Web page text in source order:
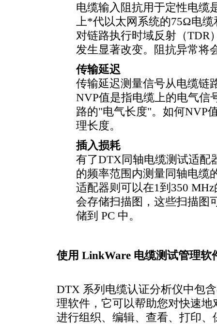
电缆输入阻抗用于定性电缆
上*代以太网系统的75Ω电
对链路执行时域反射（TDR
发生显著改变。阻抗异常将
传输延迟
传输延迟测量信号从电缆链
NVP值是指电缆上的电气信
路的"电气长度"。如何NVP
理长度。
插入损耗
有了DTX同轴电缆测试适配
的频率范围内测量同轴电缆
适配器则可以在1到350
会存储扫描图，这些扫描图
储到 PC 中。
使用 LinkWare 电缆测试管理软
DTX 系列电缆认证分析仪中包
理软件，它可以帮助您对快速
进行组织、编辑、查看、打印